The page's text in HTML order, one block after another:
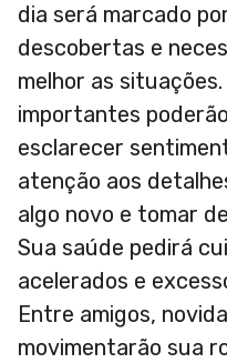
dia será marcado
descobertas e
melhor as
importantes
esclarecer
atenção aos
algo novo e tomar
Sua saúde pedirá
acelerados e
Entre amigos,
movimentarão sua